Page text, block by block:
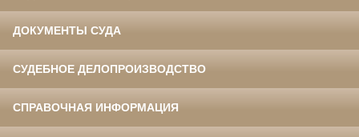
ДОКУМЕНТЫ СУДА
СУДЕБНОЕ ДЕЛОПРОИЗВОДСТВО
СПРАВОЧНАЯ ИНФОРМАЦИЯ